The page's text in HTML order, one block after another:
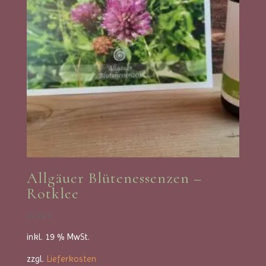
Allgäuer Blütenessenzen –
Rotklee
17,95 €
inkl. 19 % MwSt.
zzgl. Lieferkosten